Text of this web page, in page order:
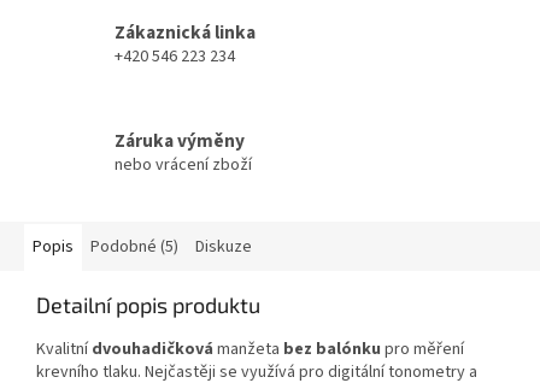
Zákaznická linka
+420 546 223 234
Záruka výměny
nebo vrácení zboží
Popis Podobné (5) Diskuze
Detailní popis produktu
Kvalitnídvouhadičková manžeta bez balónku pro měření
krevního tlaku. Nejčastěji se využívá pro digitální tonometry a